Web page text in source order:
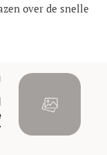
over de snelle